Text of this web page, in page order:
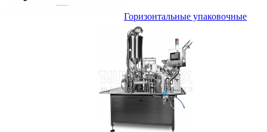
Горизонтальные упаковочные